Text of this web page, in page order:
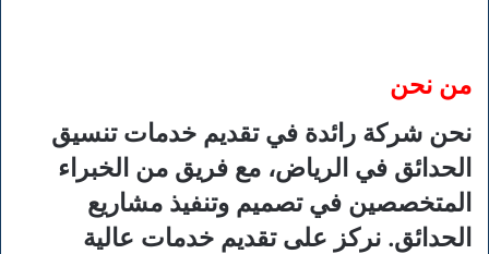
من نحن
نحن شركة رائدة في تقديم خدمات تنسيق
الحدائق في الرياض، مع فريق من الخبراء
المتخصصين في تصميم وتنفيذ مشاريع
الحدائق. نركز على تقديم خدمات عالية